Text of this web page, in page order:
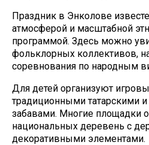
Праздник в Энколове
атмосферой и масштабной
программой. Здесь можно
фольклорных коллективов,
соревнования по народным
Для детей организуют
традиционными татарскими
забавами. Многие площадки
национальных деревень с
декоративными элементами.